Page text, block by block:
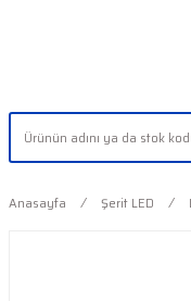
Anasayfa Şerit LED